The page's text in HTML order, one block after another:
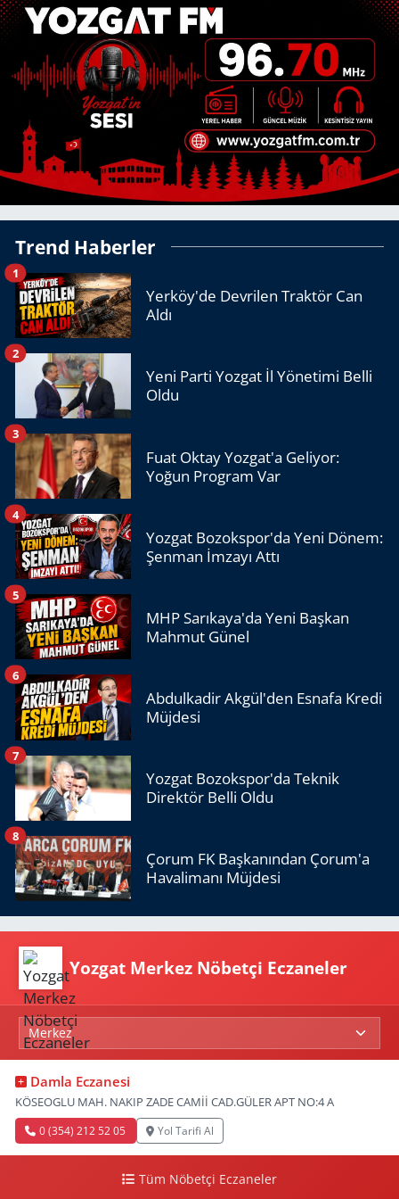
Trend Haberler
Yerköy'de Devrilen Traktör Can
Aldı
1
Yeni Parti Yozgat İl Yönetimi Belli
Oldu
2
Fuat Oktay Yozgat'a Geliyor:
Yoğun Program Var
3
Yozgat Bozokspor'da Yeni Dönem:
Şenman İmzayı Attı
4
MHP Sarıkaya'da Yeni Başkan
Mahmut Günel
5
Abdulkadir Akgül'den Esnafa Kredi
Müjdesi
6
Yozgat Bozokspor'da Teknik
Direktör Belli Oldu
7
Çorum FK Başkanından Çorum'a
Havalimanı Müjdesi
8
Yozgat Merkez Nöbetçi Eczaneler
Damla Eczanesi
KÖSEOGLU MAH. NAKIP ZADE CAMİİ CAD.GÜLER APT NO:4 A
0 (354) 212 52 05 Yol Tarifi Al
Tüm Nöbetçi Eczaneler